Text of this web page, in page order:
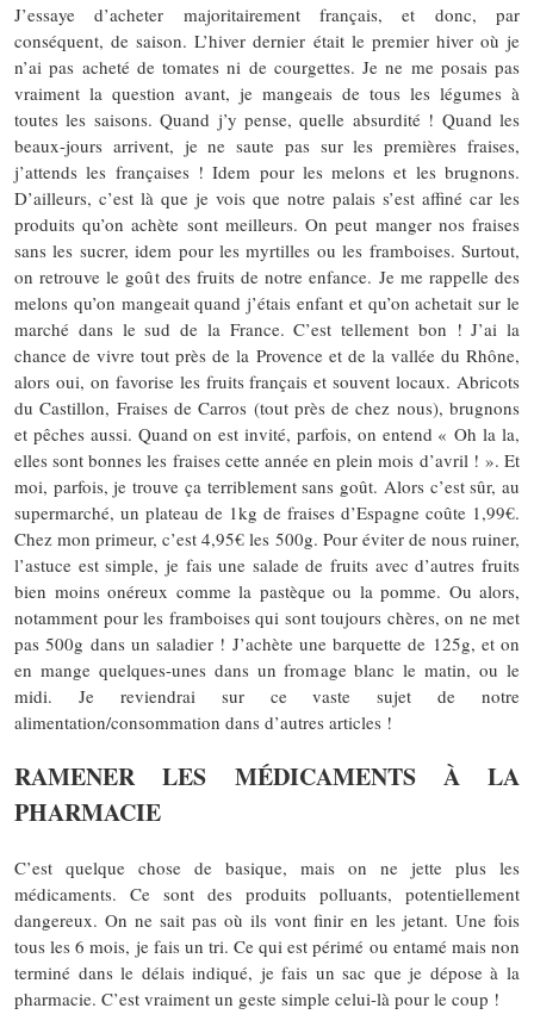
J’essaye d’acheter majoritairement français, et donc, par
conséquent, de saison. L’hiver dernier était le premier hiver où je
n’ai pas acheté de tomates ni de courgettes. Je ne me posais pas
vraiment la question avant, je mangeais de tous les légumes à
toutes les saisons. Quand j’y pense, quelle absurdité ! Quand les
beaux-jours arrivent, je ne saute pas sur les premières fraises,
j’attends les françaises ! Idem pour les melons et les brugnons.
D’ailleurs, c’est là que je vois que notre palais s’est affiné car les
produits qu’on achète sont meilleurs. On peut manger nos fraises
sans les sucrer, idem pour les myrtilles ou les framboises. Surtout,
on retrouve le goût des fruits de notre enfance. Je me rappelle des
melons qu’on mangeait quand j’étais enfant et qu’on achetait sur le
marché dans le sud de la France. C’est tellement bon ! J’ai la
chance de vivre tout près de la Provence et de la vallée du Rhône,
alors oui, on favorise les fruits français et souvent locaux. Abricots
du Castillon, Fraises de Carros (tout près de chez nous), brugnons
et pêches aussi. Quand on est invité, parfois, on entend « Oh la la,
elles sont bonnes les fraises cette année en plein mois d’avril ! ». Et
moi, parfois, je trouve ça terriblement sans goût. Alors c’est sûr, au
supermarché, un plateau de 1kg de fraises d’Espagne coûte 1,99€.
Chez mon primeur, c’est 4,95€ les 500g. Pour éviter de nous ruiner,
l’astuce est simple, je fais une salade de fruits avec d’autres fruits
bien moins onéreux comme la pastèque ou la pomme. Ou alors,
notamment pour les framboises qui sont toujours chères, on ne met
pas 500g dans un saladier ! J’achète une barquette de 125g, et on
en mange quelques-unes dans un fromage blanc le matin, ou le
midi. Je reviendrai sur ce vaste sujet de notre
alimentation/consommation dans d’autres articles !
RAMENER LES MÉDICAMENTS À LA
PHARMACIE
C’est quelque chose de basique, mais on ne jette plus les
médicaments. Ce sont des produits polluants, potentiellement
dangereux. On ne sait pas où ils vont finir en les jetant. Une fois
tous les 6 mois, je fais un tri. Ce qui est périmé ou entamé mais non
terminé dans le délais indiqué, je fais un sac que je dépose à la
pharmacie. C’est vraiment un geste simple celui-là pour le coup !